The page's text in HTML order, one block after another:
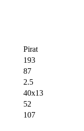
Pirat
193
87
2.5
40х13
52
107